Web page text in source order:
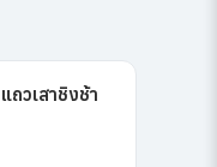
วเสาชิงช้า